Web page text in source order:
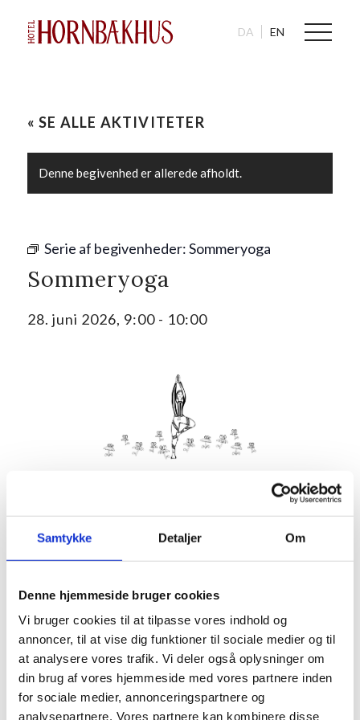
Samtykke Detaljer Om
Denne hjemmeside bruger cookies
Vi bruger cookies til at tilpasse vores indhold og
annoncer, til at vise dig funktioner til sociale medier og til
at analysere vores trafik. Vi deler også oplysninger om
din brug af vores hjemmeside med vores partnere inden
for sociale medier, annonceringspartnere og
analysepartnere. Vores partnere kan kombinere disse
DA EN
« SE ALLE AKTIVITETER
Denne begivenhed er allerede afholdt.
Serie af begivenheder:Sommeryoga
Sommeryoga
28. juni 2026, 9:00- 10:00
Kom med morgenhår og tag din nabo eller bedste ven under
Husk din yogamåtte.
Hvis det er dårligt vejr, er vi indendørs på Villa Strand eller
Hornbækhus.
Info
Tilmelding